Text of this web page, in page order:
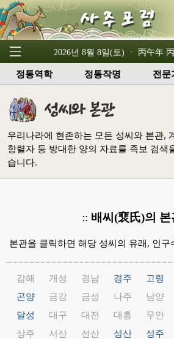
2026년 8월 8일(토) ㆍ 丙午年
정통역학 정통작명 전문
우리나라에 현존하는 모든 성씨와 본관,
항렬자 등 방대한 양의 자료를 족보 검색
습니다.
:: 배씨(裵氏)의 본
본관을 클릭하면 해당 성씨의 유래, 인구
감해 개성 경남 경주 고령
곤양
금강 금성 나주 남양
달성
대구 대전 대흥 무안
상주
서산 선산 성산 성주